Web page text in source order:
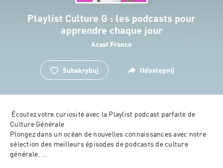
Playlist Culture G : les podcasts pour
apprendre chaque jour
Acast France
Subskrybuj Udostępnij
Écoutez votre curiosité avec la Playlist podcast parfaite de
Culture Générale
Plongez dans un océan de nouvelles connaissances avec notre
sélection des meilleurs épisodes de podcasts de culture
générale.